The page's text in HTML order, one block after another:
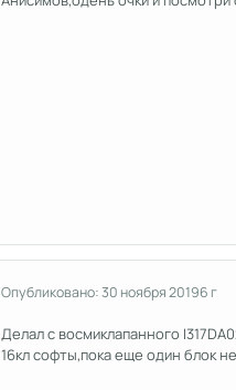
Опубликовано:30 ноября 20196 г
Делал с восмиклапанного
16кл софты,пока еще один блок